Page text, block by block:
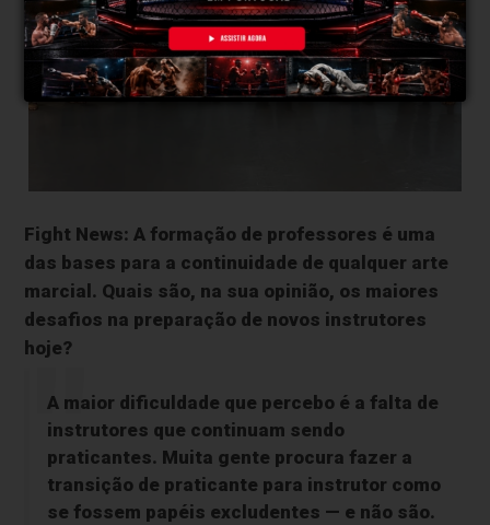
Fight News:A formação de professores é uma
das bases para a continuidade de qualquer arte
marcial. Quais são, na sua opinião, os maiores
desafios na preparação de novos instrutores
hoje?
A maior dificuldade que percebo é a falta de
instrutores que continuam sendo
praticantes. Muita gente procura fazer a
transição de praticante para instrutor como
se fossem papéis excludentes — e não são.